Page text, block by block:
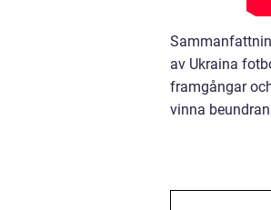
av Ukraina
framgångar
vinna